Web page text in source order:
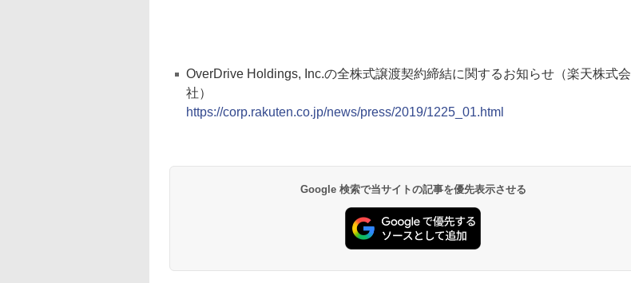
OverDrive Holdings, Inc.の全株式譲渡契約締結に関するお知らせ（楽天株式会
社）
https://corp.rakuten.co.jp/news/press/2019/1225_01.html
Google 検索で当サイトの記事を優先表示させる